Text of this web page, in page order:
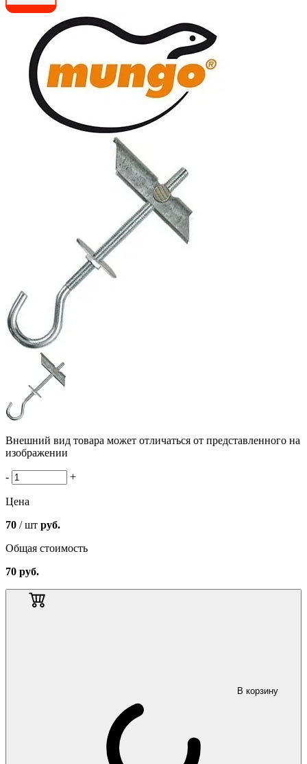
Внешний вид товара может отличаться от представленного на
изображении
- +
Цена
70 / шт руб.
Общая стоимость
70 руб.
В корзину